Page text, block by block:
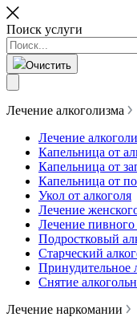
Поиск услуги
Очистить
Лечение алкоголизма
Лечение
Капельница от
Капельница от
Капельница от
Укол от алкоголя
Лечение
Лечение пивного
Подростковый
Старческий
Принудительное
Снятие
Лечение наркомании